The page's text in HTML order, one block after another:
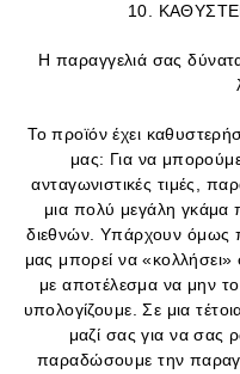
10.
Η παραγγελιά σας
Το προϊόν έχει
μας: Για να
ανταγωνιστικές τιμές,
μια πολύ μεγάλη γκάμα
διεθνών. Υπάρχουν όμως
μας μπορεί να
με αποτέλεσμα να μην
υπολογίζουμε. Σε μια
μαζί σας για να σας
παραδώσουμε την